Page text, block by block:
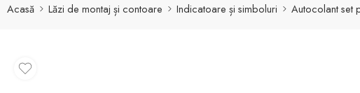
Acasă Lăzi de montaj și contoare Indicatoare și simboluri Autocolant set